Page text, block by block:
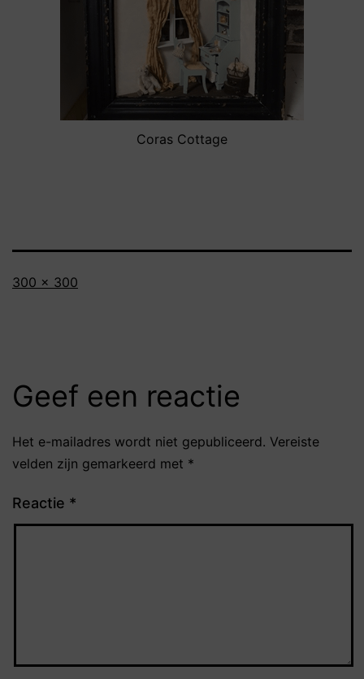
Coras Cottage
Volledige
300 × 300
Geef een reactie
Het e-mailadres wordt niet gepubliceerd. Vereiste
velden zijn gemarkeerd met *
Reactie *